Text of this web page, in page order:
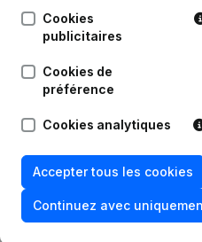
22-01-2026
20-10-2022
Cookies
publicitaires
Cookies de
préférence
Cookies analytiques
Accepter tous les cookies
Continuez avec